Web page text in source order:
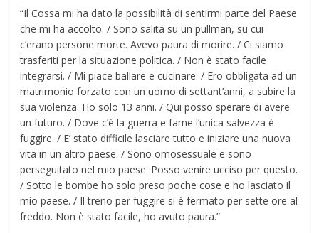
“Il Cossa mi ha dato la possibilità di sentirmi parte del Paese
che mi ha accolto. / Sono salita su un pullman, su cui
c’erano persone morte. Avevo paura di morire. / Ci siamo
trasferiti per la situazione politica. / Non è stato facile
integrarsi. / Mi piace ballare e cucinare. / Ero obbligata ad un
matrimonio forzato con un uomo di settant’anni, a subire la
sua violenza. Ho solo 13 anni. / Qui posso sperare di avere
un futuro. / Dove c’è la guerra e fame l’unica salvezza è
fuggire. / E’ stato difficile lasciare tutto e iniziare una nuova
vita in un altro paese. / Sono omosessuale e sono
perseguitato nel mio paese. Posso venire ucciso per questo.
/ Sotto le bombe ho solo preso poche cose e ho lasciato il
mio paese. / Il treno per fuggire si è fermato per sette ore al
freddo. Non è stato facile, ho avuto paura.”